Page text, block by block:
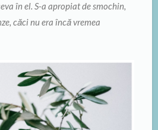
în el. S-a apropiat de smochin,
căci nu era încă vremea